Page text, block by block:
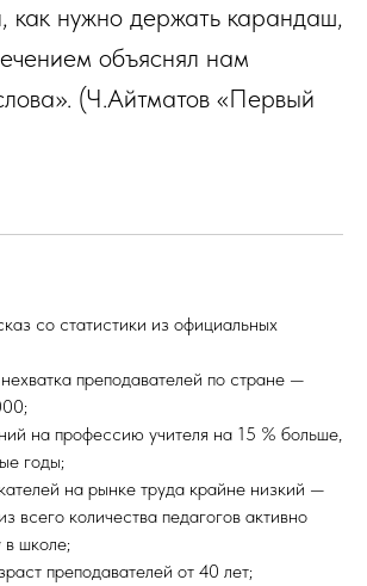
как нужно держать карандаш,
объяснял нам
(Ч.Айтматов «Первый
со статистики из официальных
преподавателей по стране —
на профессию учителя на 15 % больше,
годы;
на рынке труда крайне низкий —
всего количества педагогов активно
в школе;
преподавателей от 40 лет;